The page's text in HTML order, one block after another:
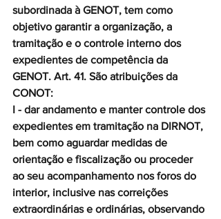
subordinada à GENOT, tem como
objetivo garantir a organização, a
tramitação e o controle interno dos
expedientes de competência da
GENOT. Art. 41. São atribuições da
CONOT:
I - dar andamento e manter controle dos
expedientes em tramitação na DIRNOT,
bem como aguardar medidas de
orientação e fiscalização ou proceder
ao seu acompanhamento nos foros do
interior, inclusive nas correições
extraordinárias e ordinárias, observando